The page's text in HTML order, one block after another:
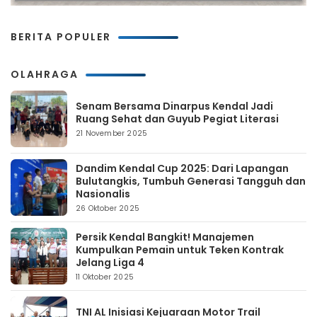
BERITA POPULER
OLAHRAGA
Senam Bersama Dinarpus Kendal Jadi
Ruang Sehat dan Guyub Pegiat Literasi
21 November 2025
Dandim Kendal Cup 2025: Dari Lapangan
Bulutangkis, Tumbuh Generasi Tangguh dan
Nasionalis
26 Oktober 2025
Persik Kendal Bangkit! Manajemen
Kumpulkan Pemain untuk Teken Kontrak
Jelang Liga 4
11 Oktober 2025
TNI AL Inisiasi Kejuaraan Motor Trail